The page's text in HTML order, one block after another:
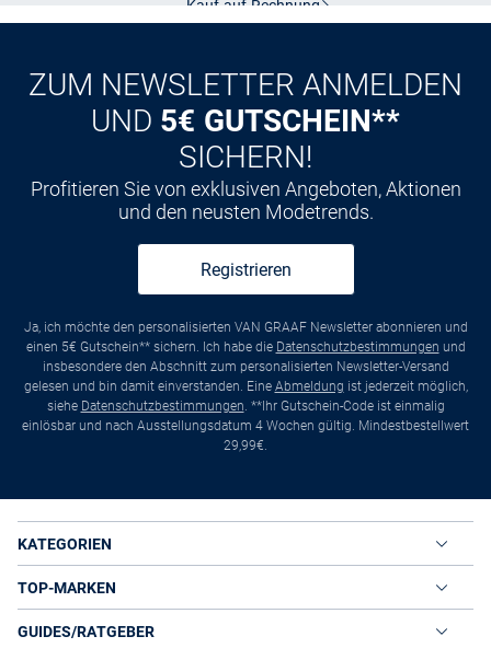
CLUB
ZUM NEWSLETTER ANMELDEN
UND 5€ GUTSCHEIN**
SICHERN!
Profitieren Sie von exklusiven Angeboten, Aktionen
und den neusten Modetrends.
Registrieren
Ja, ich möchte den personalisierten VAN GRAAF Newsletter abonnieren und
einen 5€ Gutschein** sichern. Ich habe die Datenschutzbestimmungen und
insbesondere den Abschnitt zum personalisierten Newsletter-Versand
gelesen und bin damit einverstanden. Eine Abmeldung ist jederzeit möglich,
siehe Datenschutzbestimmungen. **Ihr Gutschein-Code ist einmalig
einlösbar und nach Ausstellungsdatum 4 Wochen gültig. Mindestbestellwert
29,99€.
KATEGORIEN
TOP-MARKEN
GUIDES/RATGEBER